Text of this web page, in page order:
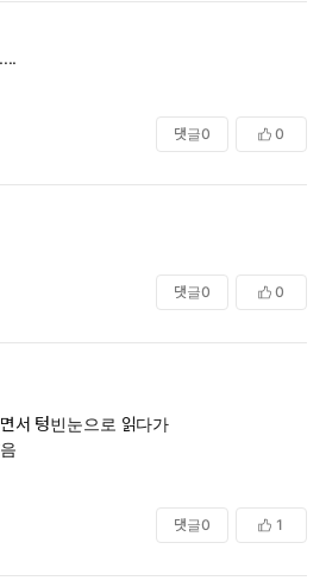
댓글0 0
댓글0 0
서 텅빈눈으로 읽다가
댓글0 1